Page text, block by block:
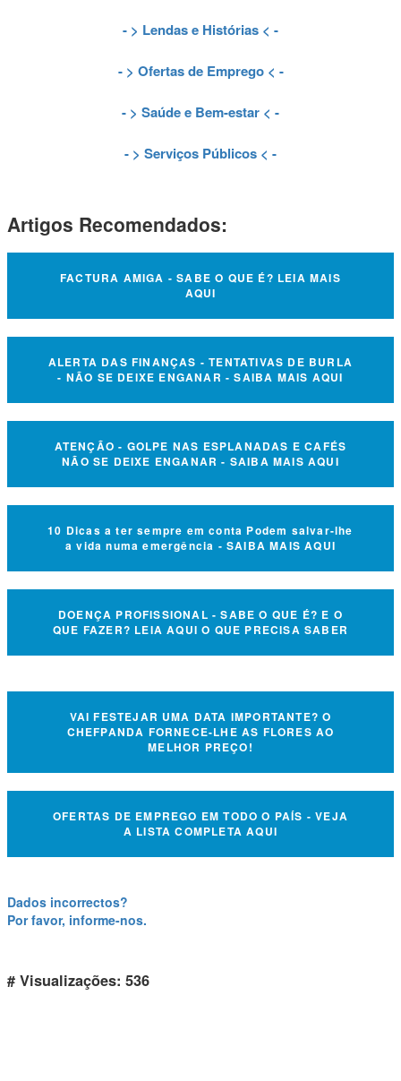
- > Lendas e Histórias < -
- > Ofertas de Emprego< -
- > Saúde e Bem-estar < -
- > Serviços Públicos < -
Artigos Recomendados:
FACTURA AMIGA - SABE O QUE É? LEIA MAIS
AQUI
ALERTA DAS FINANÇAS - TENTATIVAS DE BURLA
- NÃO SE DEIXE ENGANAR - SAIBA MAIS AQUI
ATENÇÃO - GOLPE NAS ESPLANADAS E CAFÉS
NÃO SE DEIXE ENGANAR - SAIBA MAIS AQUI
10 Dicas a ter sempre em conta Podem salvar-lhe
a vida numa emergência - SAIBA MAIS AQUI
DOENÇA PROFISSIONAL - SABE O QUE É? E O
QUE FAZER? LEIA AQUI O QUE PRECISA SABER
VAI FESTEJAR UMA DATA IMPORTANTE? O
CHEFPANDA FORNECE-LHE AS FLORES AO
MELHOR PREÇO!
OFERTAS DE EMPREGO EM TODO O PAÍS - VEJA
A LISTA COMPLETA AQUI
Dados incorrectos?
Por favor, informe-nos.
# Visualizações: 536